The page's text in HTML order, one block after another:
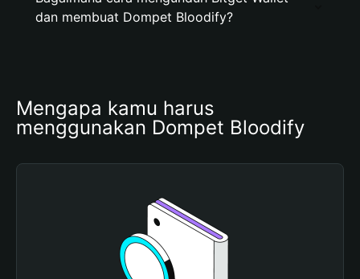
dan membuat Dompet Bloodify?
Mengapa kamu harus
menggunakan Dompet Bloodify